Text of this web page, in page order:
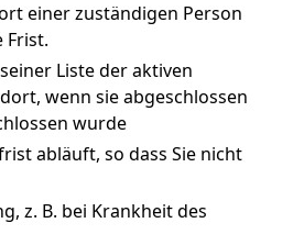
einer zuständigen Person
Frist.
Liste der aktiven
wenn sie abgeschlossen
wurde
abläuft, so dass Sie nicht
z. B. bei Krankheit des